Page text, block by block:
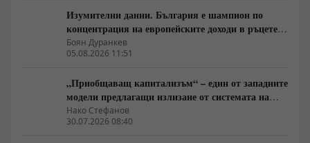
Изумителни данни. България е шампион по
концентрация на европейските доходи в ръцете
на най-богатия 1%, надминава и САЩ
Боян Дуранкев
05.08.2026 11:51
„Приобщаващ капитализъм“ – един от западните
модели предлагащи излизане от системата на
неолиберализма
Нако Стефанов
30.07.2026 08:40